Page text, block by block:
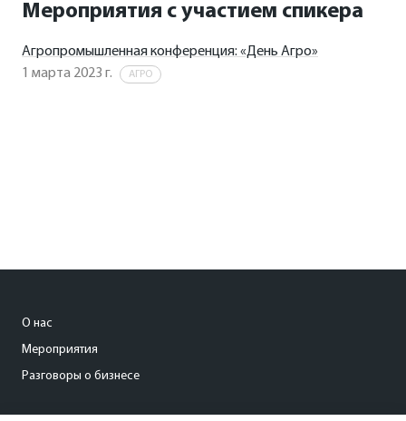
Мероприятия с участием спикера
Агропромышленная конференция: «День Агро»
1 марта 2023 г.
АГРО
О нас
Мероприятия
Разговоры о бизнесе